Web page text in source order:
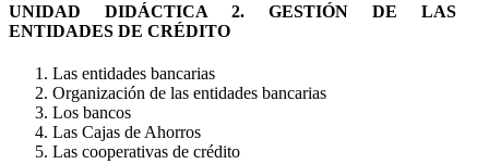
UNIDAD DIDÁCTICA 2. GESTIÓN DE LAS
ENTIDADES DE CRÉDITO
Las entidades bancarias
Organización de las entidades bancarias
Los bancos
Las Cajas de Ahorros
Las cooperativas de crédito